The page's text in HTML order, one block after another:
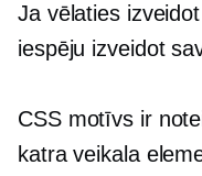
Ja vēlaties
iespēju izveidot
CSS motīvs ir
katra veikala